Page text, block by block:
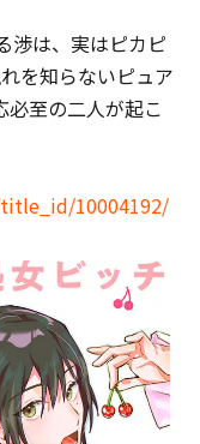
渉は、実はピカピ
を知らないピュア
至の二人が起こ
10004192/